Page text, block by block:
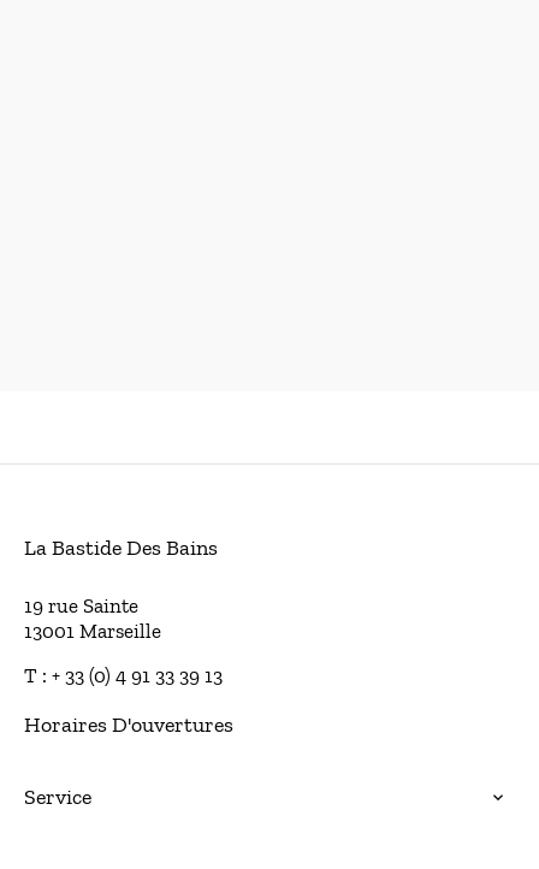
La Bastide Des Bains
19 rue Sainte
13001 Marseille
T : + 33 (0) 4 91 33 39 13
Horaires D'ouvertures
Service 